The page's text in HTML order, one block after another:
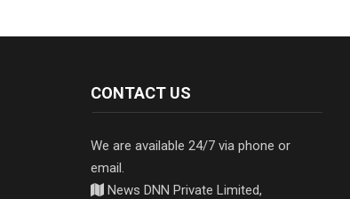
CONTACT US
We are available 24/7 via phone or
email.
News DNN Private Limited,